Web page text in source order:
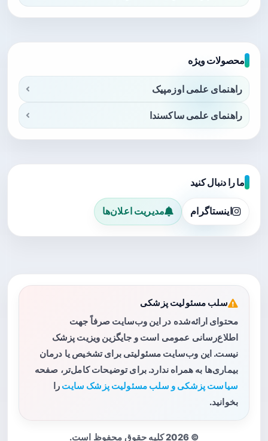
محصولات ویژه
راهنمای علمی اوزمپیک
راهنمای علمی ساکسندا
ما را دنبال کنید
اینستاگرام مدیریت اعلان‌ها
سلب مسئولیت پزشکی
محتوای ارائه‌شده در این وب‌سایت صرفاً جهت
اطلاع‌رسانی عمومی است و جایگزین ویزیت پزشک
نیست. این وب‌سایت مسئولیتی برای تشخیص یا درمان
بیماری‌ها به همراه ندارد. برای توضیحات کامل‌تر، صفحه
سیاست پزشکی و سلب مسئولیت پزشک سایت را
بخوانید.
© 2026 کلیه حقوق محفوظ است.